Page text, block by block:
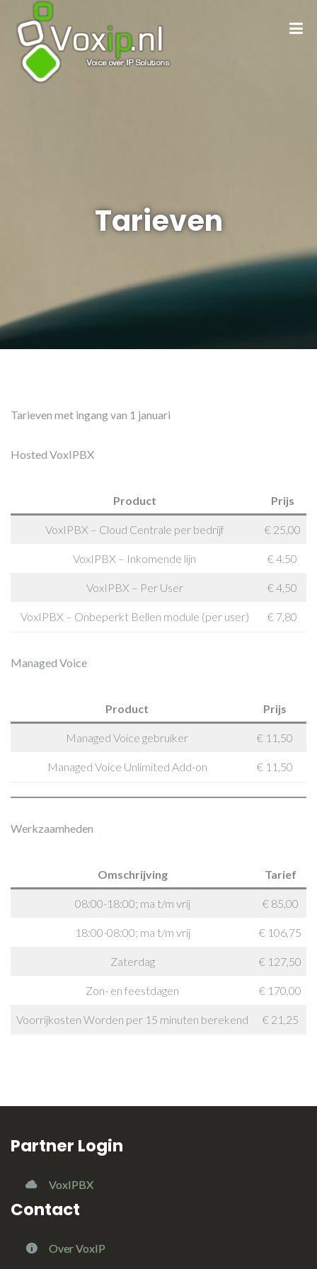
Tarieven
Tarieven met ingang van 1 januari
Hosted VoxIPBX
Product Prijs
VoxIPBX – Cloud Centrale per bedrijf € 25,00
VoxIPBX – Inkomende lijn € 4,50
VoxIPBX – Per User € 4,50
VoxIPBX – Onbeperkt Bellen module (per user) € 7,80
Managed Voice
Product Prijs
Managed Voice gebruiker € 11,50
Managed Voice Unlimited Add-on € 11,50
Werkzaamheden
Omschrijving Tarief
08:00-18:00; ma t/m vrij € 85,00
18:00-08:00; ma t/m vrij € 106,75
Zaterdag € 127,50
Zon- en feestdagen € 170,00
Voorrijkosten Worden per 15 minuten berekend € 21,25
Partner Login
VoxIPBX
Contact
Over VoxIP